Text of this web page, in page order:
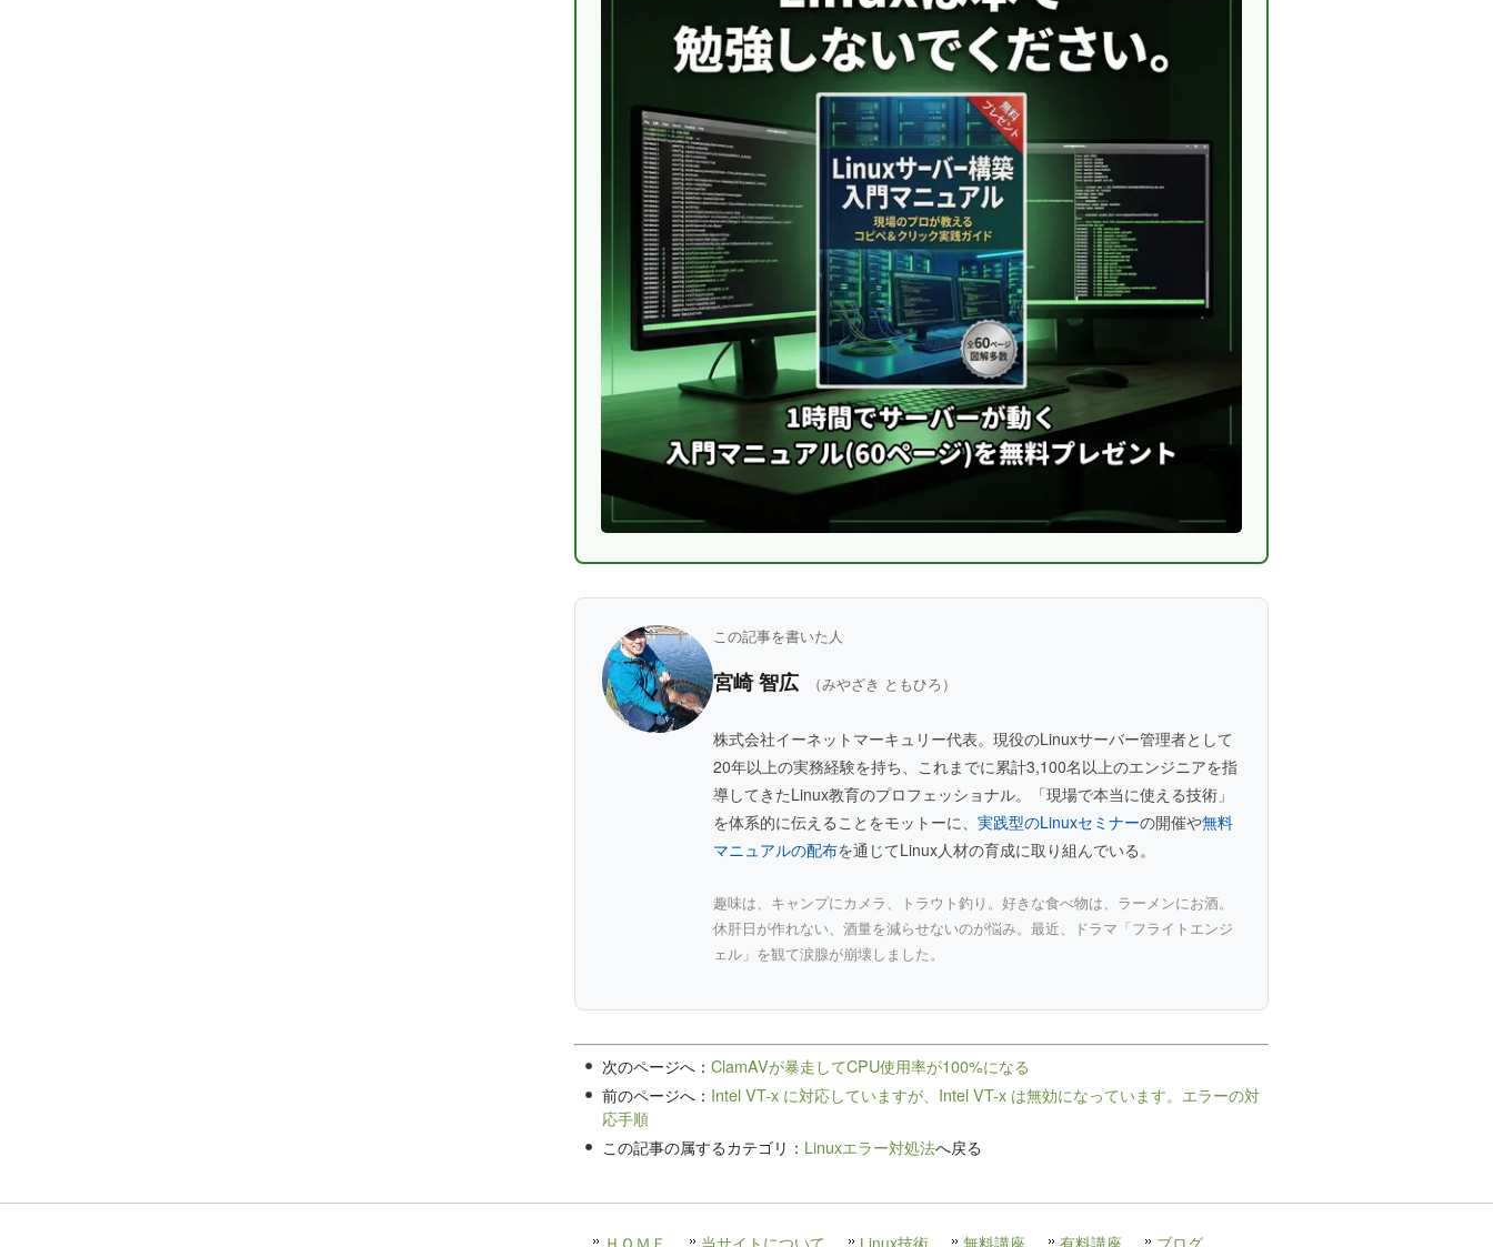
この記事を書いた人
宮崎 智広 （みやざき ともひろ）
株式会社イーネットマーキュリー代表。現役のLinuxサーバー管理者として
20年以上の実務経験を持ち、これまでに累計3,100名以上のエンジニアを指
導してきたLinux教育のプロフェッショナル。「現場で本当に使える技術」
を体系的に伝えることをモットーに、 実践型のLinuxセミナーの開催や無料
マニュアルの配布を通じてLinux人材の育成に取り組んでいる。
趣味は、キャンプにカメラ、トラウト釣り。好きな食べ物は、ラーメンにお酒。
休肝日が作れない、酒量を減らせないのが悩み。最近、ドラマ「フライトエンジ
ェル」を観て涙腺が崩壊しました。
次のページへ： ClamAVが暴走してCPU使用率が100%になる
前のページへ： Intel VT-x に対応していますが、Intel VT-x は無効になっています。エラーの対
応手順
この記事の属するカテゴリ： Linuxエラー対処法へ戻る